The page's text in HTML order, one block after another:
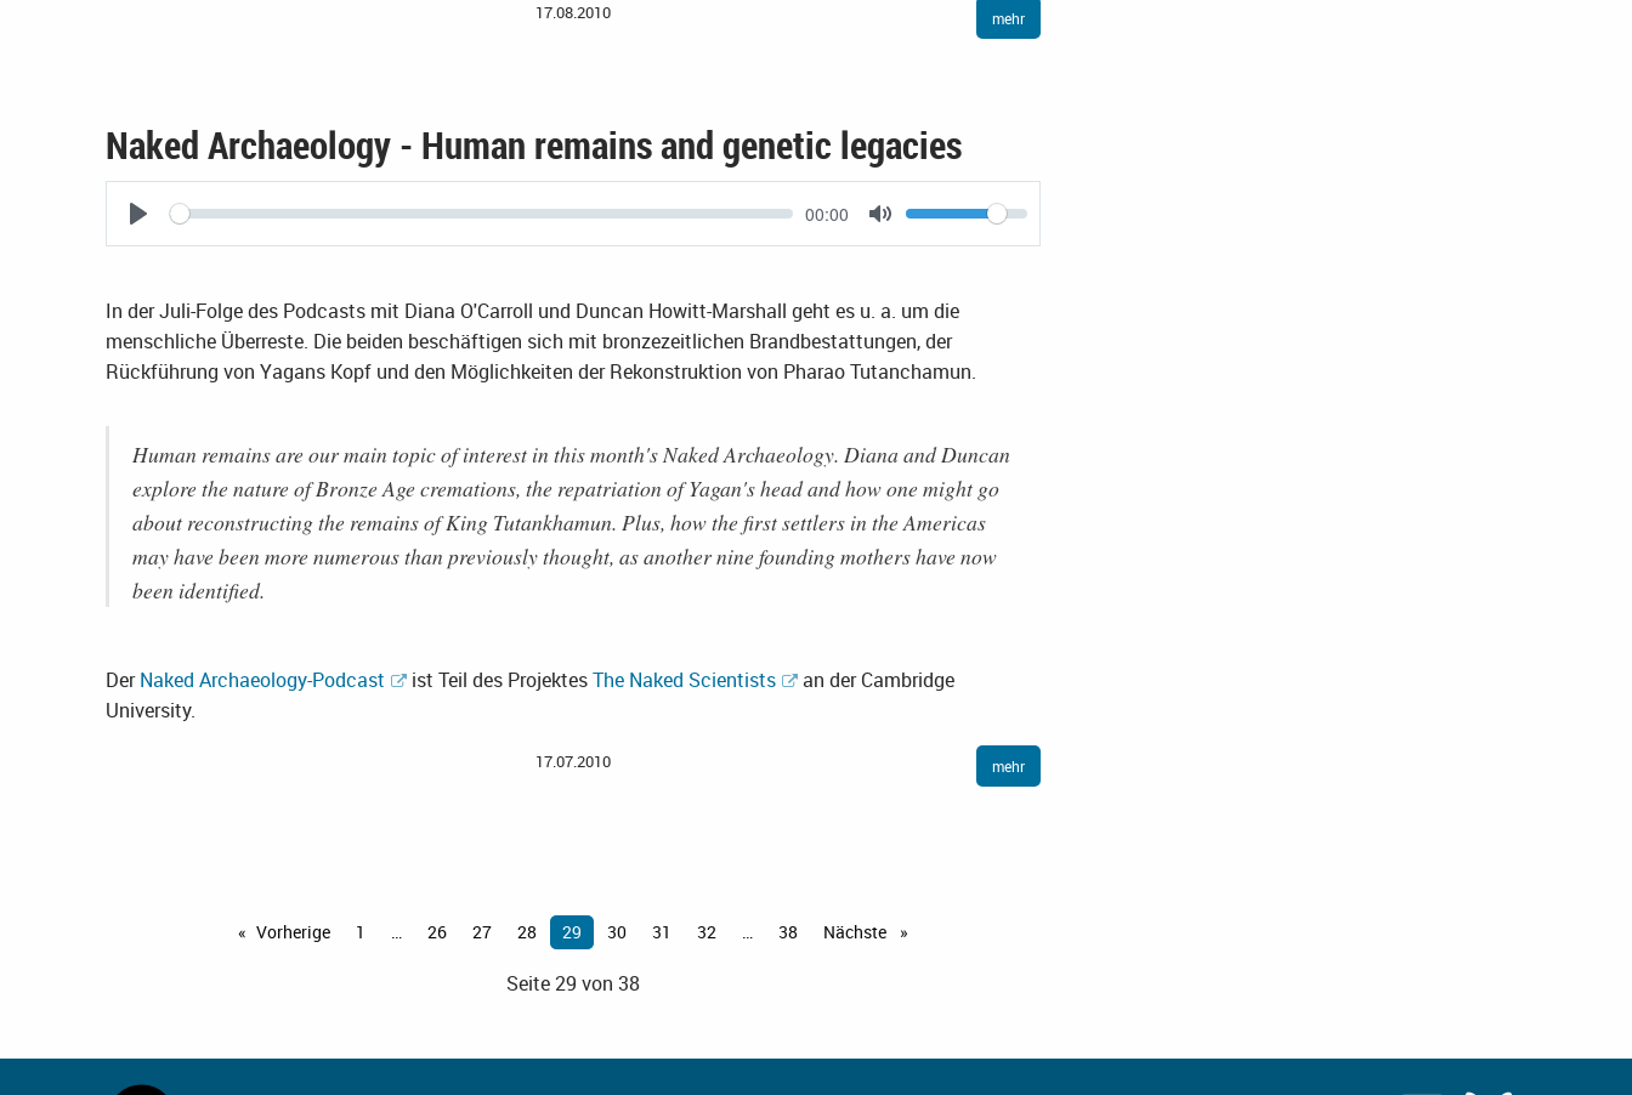
17.08.2010 mehr
Naked Archaeology - Human remains and genetic legacies
Seek Current
00:00
Mute
Volume
In der Juli-Folge des Podcasts mit Diana O'Carroll und Duncan Howitt-Marshall geht es u. a. um die
menschliche Überreste. Die beiden beschäftigen sich mit bronzezeitlichen Brandbestattungen, der
Rückführung von Yagans Kopf und den Möglichkeiten der Rekonstruktion von Pharao Tutanchamun.
Human remains are our main topic of interest in this month's Naked Archaeology. Diana and Duncan
explore the nature of Bronze Age cremations, the repatriation of Yagan's head and how one might go
about reconstructing the remains of King Tutankhamun. Plus, how the first settlers in the Americas
may have been more numerous than previously thought, as another nine founding mothers have now
been identified.
DerNaked Archaeology-Podcast ist Teil des ProjektesThe Naked Scientists
an der Cambridge
University.
17.07.2010 mehr
VorherigeSeite1 26 27 28
Sie
auf
29 30 31 32 38 Nächste Seite
Seite 29 von 38